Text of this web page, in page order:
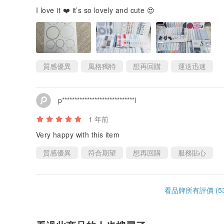
I love it ❤️ it’s so lovely and cute 😍
質感優異 風格獨特 想再回購 運送迅速
p*****************************l
1 年前
Very happy with this item
質感優異
符合期望 想再回購 服務貼心
看品牌所有評價